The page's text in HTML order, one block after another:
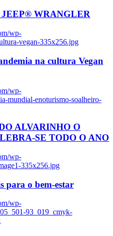
WRANGLER
wp-
vegan-335x256.jpg
na cultura Vegan
wp-
mundial-enoturismo-soalheiro-
ALVARINHO O
SE TODO O ANO
wp-
335x256.jpg
para o bem-estar
wp-
93_019_cmyk-